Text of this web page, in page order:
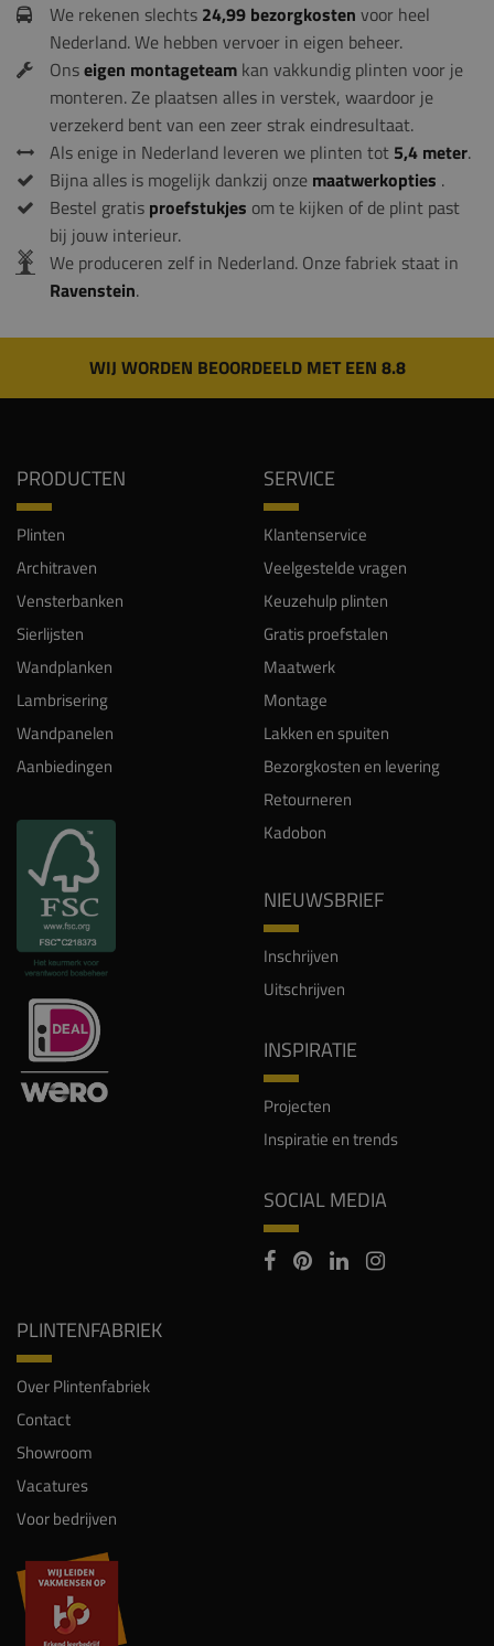
We rekenen slechts 24,99 bezorgkosten voor heel
Nederland. We hebben vervoer in eigen beheer.
Onseigen montageteam kan vakkundig plinten voor je
monteren. Ze plaatsen alles in verstek, waardoor je
verzekerd bent van een zeer strak eindresultaat.
Als enige in Nederland leveren we plinten tot 5,4 meter.
Bijna alles is mogelijk dankzij onze maatwerkopties .
Bestel gratis proefstukjes om te kijken of de plint past
bij jouw interieur.
We produceren zelf in Nederland. Onze fabriek staat in
Ravenstein.
WIJ WORDEN BEOORDEELD MET EEN 8.8
PRODUCTEN
Plinten
Architraven
Vensterbanken
Sierlijsten
Wandplanken
Lambrisering
Wandpanelen
Aanbiedingen
SERVICE
Klantenservice
Veelgestelde vragen
Keuzehulp plinten
Gratis proefstalen
Maatwerk
Montage
Lakken en spuiten
Bezorgkosten en levering
Retourneren
Kadobon
NIEUWSBRIEF
Inschrijven
Uitschrijven
INSPIRATIE
Projecten
Inspiratie en trends
SOCIAL MEDIA
PLINTENFABRIEK
Over Plintenfabriek
Contact
Showroom
Vacatures
Voor bedrijven